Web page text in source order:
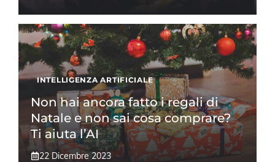
INTELLIGENZA ARTIFICIALE
Non hai ancora fatto i regali di
Natale e non sai cosa comprare?
Ti aiuta l’AI
22 Dicembre 2023